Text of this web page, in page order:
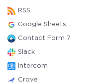
RSS
Google Sheets
Contact Form 7
Slack
Intercom
Crove